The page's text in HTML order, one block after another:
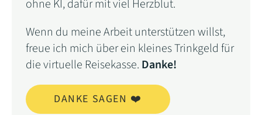
ohne KI, dafür mit viel Herzblut.
Wenn du meine Arbeit unterstützen willst,
freue ich mich über ein kleines Trinkgeld für
die virtuelle Reisekasse. Danke!
DANKE SAGEN ❤️